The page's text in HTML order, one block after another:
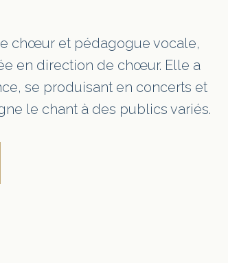
chœur et pédagogue vocale,
en direction de chœur. Elle a
se produisant en concerts et
le chant à des publics variés.